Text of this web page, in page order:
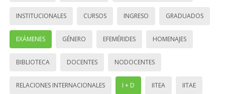
INSTITUCIONALES CURSOS INGRESO GRADUADOS
EXÁMENES GÉNERO EFEMÉRIDES HOMENAJES
BIBLIOTECA DOCENTES NODOCENTES
RELACIONES INTERNACIONALES I + D IITEA IITAE